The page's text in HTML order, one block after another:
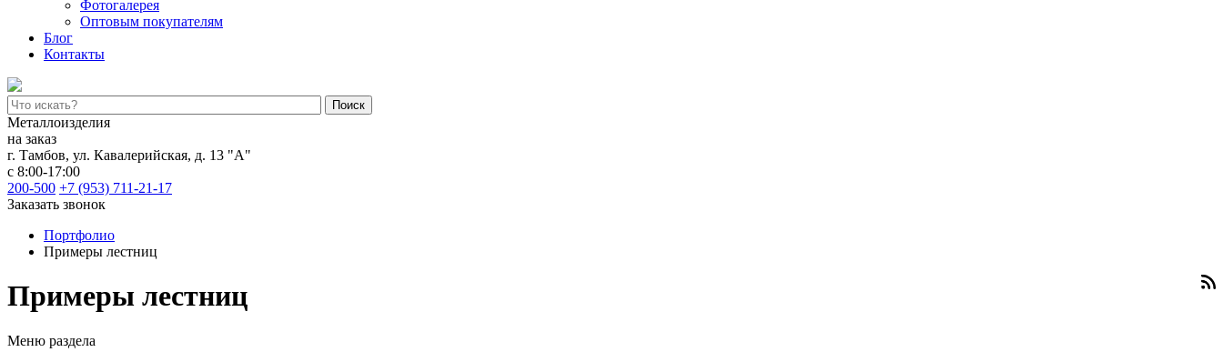
Фотогалерея
Оптовым покупателям
Блог
Контакты
Поиск
Металлоизделия
на заказ
г. Тамбов, ул. Кавалерийская, д. 13 "А"
с 8:00-17:00
200-500 +7 (953) 711-21-17
Заказать звонок
Портфолио
Примеры лестниц
Примеры лестниц
Меню раздела